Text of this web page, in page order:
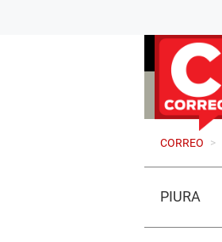
CORREO >
PIURA